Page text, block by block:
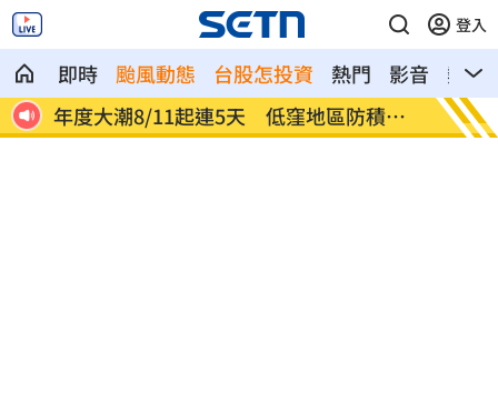
登入
即時 颱風動態 台股怎投資 熱門 影音
熱搜
燒臘店被砸！背後驚爆千金感情風暴
藍扯
臉